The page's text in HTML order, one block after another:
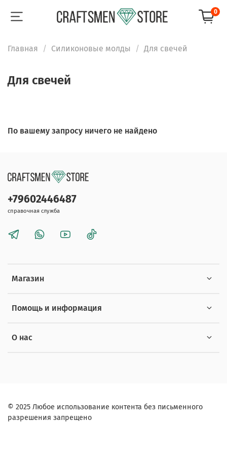
0
Главная Силиконовые молды Для свечей
Для свечей
По вашему запросу ничего не найдено
Магазин
Помощь и информация
О нас
+79602446487
справочная служба
© 2025 Любое использование контента без письменного
разрешения запрещено